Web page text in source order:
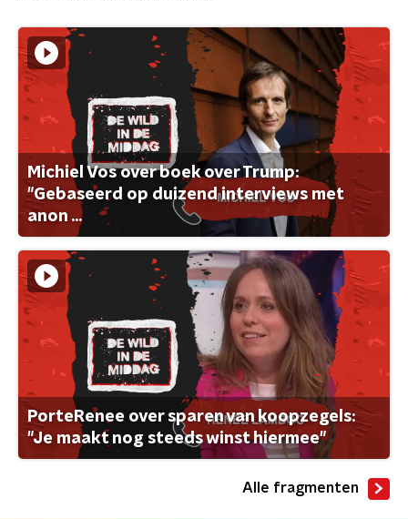
Michiel Vos over boek over Trump:
"Gebaseerd op duizend interviews met
anon ...
PorteRenee over sparen van koopzegels:
"Je maakt nog steeds winst hiermee"
Alle fragmenten